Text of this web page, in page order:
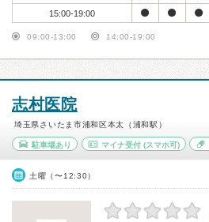
15:00-19:00
09:00-13:00 14:00-19:00
志村医院
埼玉県さいたま市浦和区本太（浦和駅）
駐車場あり マイナ受付(スマホ可)
土曜（〜12:30）